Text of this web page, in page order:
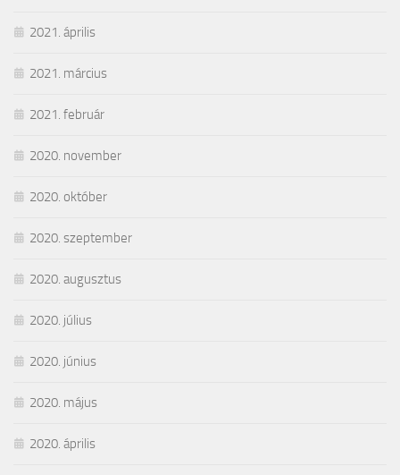
2021. április
2021. március
2021. február
2020. november
2020. október
2020. szeptember
2020. augusztus
2020. július
2020. június
2020. május
2020. április